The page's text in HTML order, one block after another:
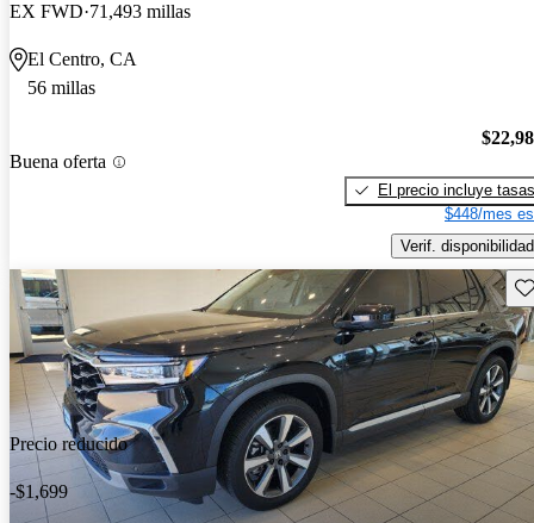
EX FWD 71,493 millas
El Centro, CA
56 millas
Buena oferta
El precio incluye tasas
$448/mes
Verif. disponibilidad
Precio reducido
-$1,699